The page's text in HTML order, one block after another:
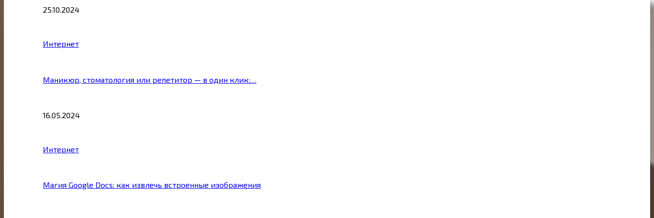
25.10.2024
Интернет
Маникюр, стоматология или репетитор — в один клик:…
16.05.2024
Интернет
Магия Google Docs: как извлечь встроенные изображения